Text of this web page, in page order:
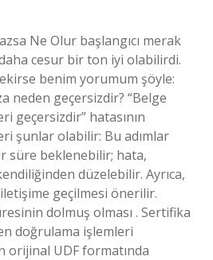
Ne Olur başlangıcı merak
cesur bir ton iyi olabilirdi.
benim yorumum şöyle:
neden geçersizdir? “Belge
geçersizdir” hatasının
şunlar olabilir: Bu adımlar
süre beklenebilir; hata,
düzelebilir. Ayrıca,
iletişime geçilmesi önerilir.
dolmuş olması . Sertifika
doğrulama işlemleri
orijinal UDF formatında